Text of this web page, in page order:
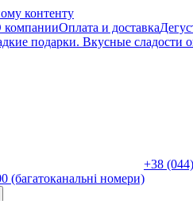
контенту
компанииОплата и доставка
+38
(багатоканальні номери)